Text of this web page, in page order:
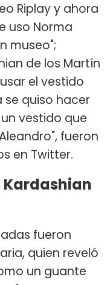
Riplay y ahora
uso Norma
museo";
de los Martín
el vestido
se quiso hacer
vestido que
fueron
en Twitter.
Kardashian
fueron
quien reveló
un guante